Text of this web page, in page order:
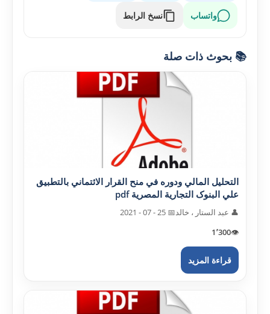
واتساب نسخ الرابط
📚 بحوث ذات صلة
التحليل المالي ودوره في منح القرار الائتماني بالتطبيق
علي البنوک التجارية المصرية pdf
👤 عبد الستار ، خالد📅 25 - 07 - 2021
👁️1٬300
قراءة المزيد